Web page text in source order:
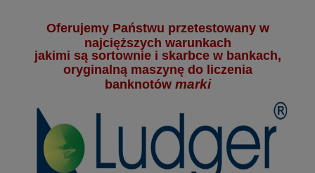
Oferujemy Państwu przetestowany w
najcięższych warunkach
jakimi są sortownie i skarbce w bankach,
oryginalną maszynę do liczenia
banknotów marki